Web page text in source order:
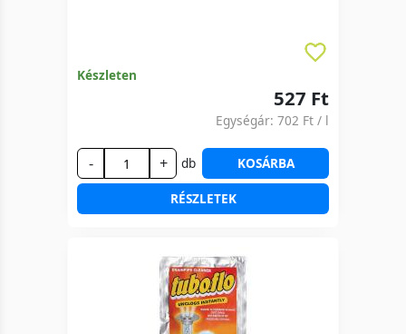
Készleten
527 Ft
Egységár: 702 Ft / l
- + db KOSÁRBA
RÉSZLETEK